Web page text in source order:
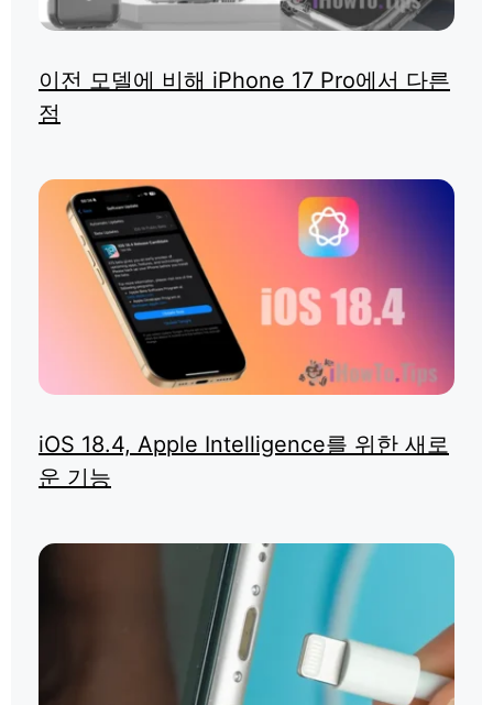
이전 모델에 비해 iPhone 17 Pro에서 다른
점
iOS 18.4, Apple Intelligence를 위한 새로
운 기능